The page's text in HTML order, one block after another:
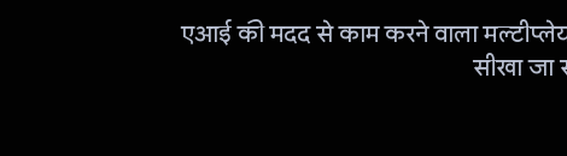
एआई की मदद से काम करने वाला
सीखा जा